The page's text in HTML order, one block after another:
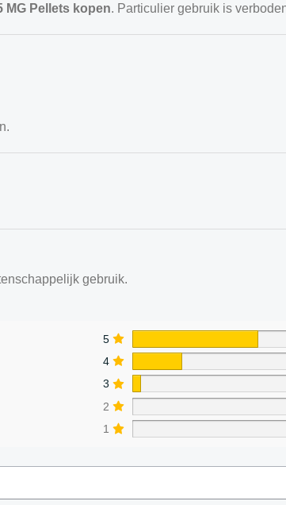
MG Pellets kopen. Particulier gebruik is
gebruik.
5
4
3
2
1